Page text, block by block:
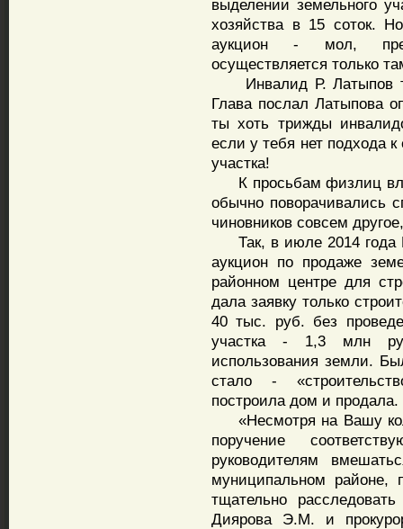
выделении земельного
хозяйства в 15 соток.
аукцион - мол,
осуществляется только
Инвалид Р. Латыпов
Глава послал Латыпова
ты хоть трижды
если у тебя нет подхода к
участка!
К просьбам физлиц
обычно поворачивались
чиновников совсем
Так, в июле 2014 года
аукцион по продаже
районном центре для
дала заявку только
40 тыс. руб. без
участка - 1,3 млн
использования земли.
стало -
построила дом и продала.
«Несмотря на Вашу
поручение
руководителям
муниципальном районе,
тщательно
Диярова Э.М. и